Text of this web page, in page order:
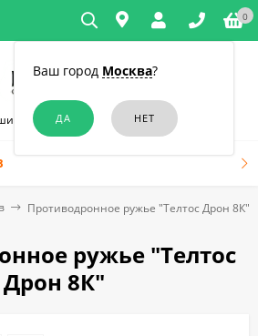
Ваш город Москва?
0
связи и диктофонов в Новосибирске
Противодронное ружье "Телтос Дрон 8К"
ружье "Телтос
Дрон 8К"